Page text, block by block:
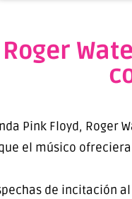
Pink Floyd, Roger
el músico
de incitación